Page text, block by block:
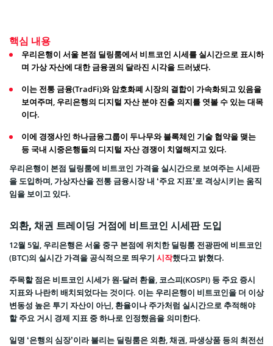
핵심 내용
우리은행이 서울 본점 딜링룸에서 비트코인 시세를 실시간으로 표시하
며 가상 자산에 대한 금융권의 달라진 시각을 드러냈다.
이는 전통 금융(TradFi)와 암호화폐 시장의 결합이 가속화되고 있음을
보여주며, 우리은행의 디지털 자산 분야 진출 의지를 엿볼 수 있는 대목
이다.
이에 경쟁사인 하나금융그룹이 두나무와 블록체인 기술 협약을 맺는
등 국내 시중은행들의 디지털 자산 경쟁이 치열해지고 있다.
우리은행이 본점 딜링룸에 비트코인 가격을 실시간으로 보여주는 시세판
을 도입하며, 가상자산을 전통 금융시장 내 ‘주요 지표’로 격상시키는 움직
임을 보이고 있다.
외환, 채권 트레이딩 거점에 비트코인 시세판 도입
12월 5일, 우리은행은 서울 중구 본점에 위치한 딜링룸 전광판에 비트코인
(BTC)의 실시간 가격을 공식적으로 띄우기 시작했다고 밝혔다.
주목할 점은 비트코인 시세가 원-달러 환율, 코스피(KOSPI) 등 주요 증시
지표와 나란히 배치되었다는 것이다. 이는 우리은행이 비트코인을 더 이상
변동성 높은 투기 자산이 아닌, 환율이나 주가처럼 실시간으로 추적해야
할 주요 거시 경제 지표 중 하나로 인정했음을 의미한다.
일명 ‘은행의 심장’이라 불리는 딜링룸은 외환, 채권, 파생상품 등의 최전선